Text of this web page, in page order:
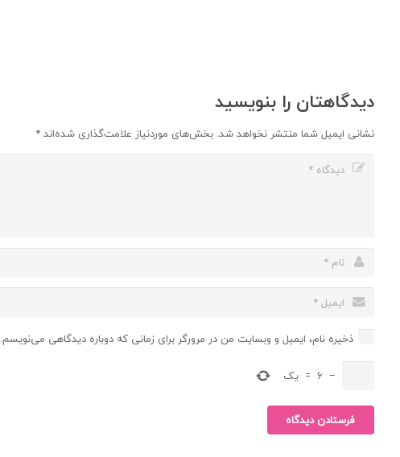
دیدگاهتان را بنویسید
نشانی ایمیل شما منتشر نخواهد شد. بخش‌های موردنیاز علامت‌گذاری شده‌اند*
ذخیره نام، ایمیل و وبسایت من در مرورگر برای زمانی که دوباره دیدگاهی می‌نویسم.
−
6
= یک
فرستادن دیدگاه